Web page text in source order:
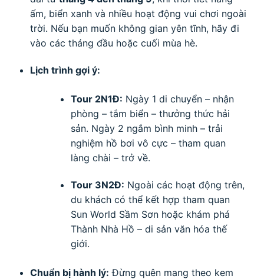
ấm, biển xanh và nhiều hoạt động vui chơi ngoài
trời. Nếu bạn muốn không gian yên tĩnh, hãy đi
vào các tháng đầu hoặc cuối mùa hè.
Lịch trình gợi ý:
Tour 2N1Đ: Ngày 1 di chuyển – nhận
phòng – tắm biển – thưởng thức hải
sản. Ngày 2 ngắm bình minh – trải
nghiệm hồ bơi vô cực – tham quan
làng chài – trở về.
Tour 3N2Đ: Ngoài các hoạt động trên,
du khách có thể kết hợp tham quan
Sun World Sầm Sơn hoặc khám phá
Thành Nhà Hồ – di sản văn hóa thế
giới.
Chuẩn bị hành lý: Đừng quên mang theo kem